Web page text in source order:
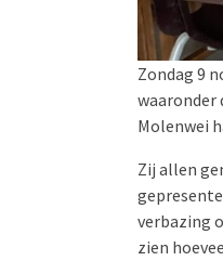
Zondag 9
waaronder
Molenwei
Zij allen
verbazing
zien